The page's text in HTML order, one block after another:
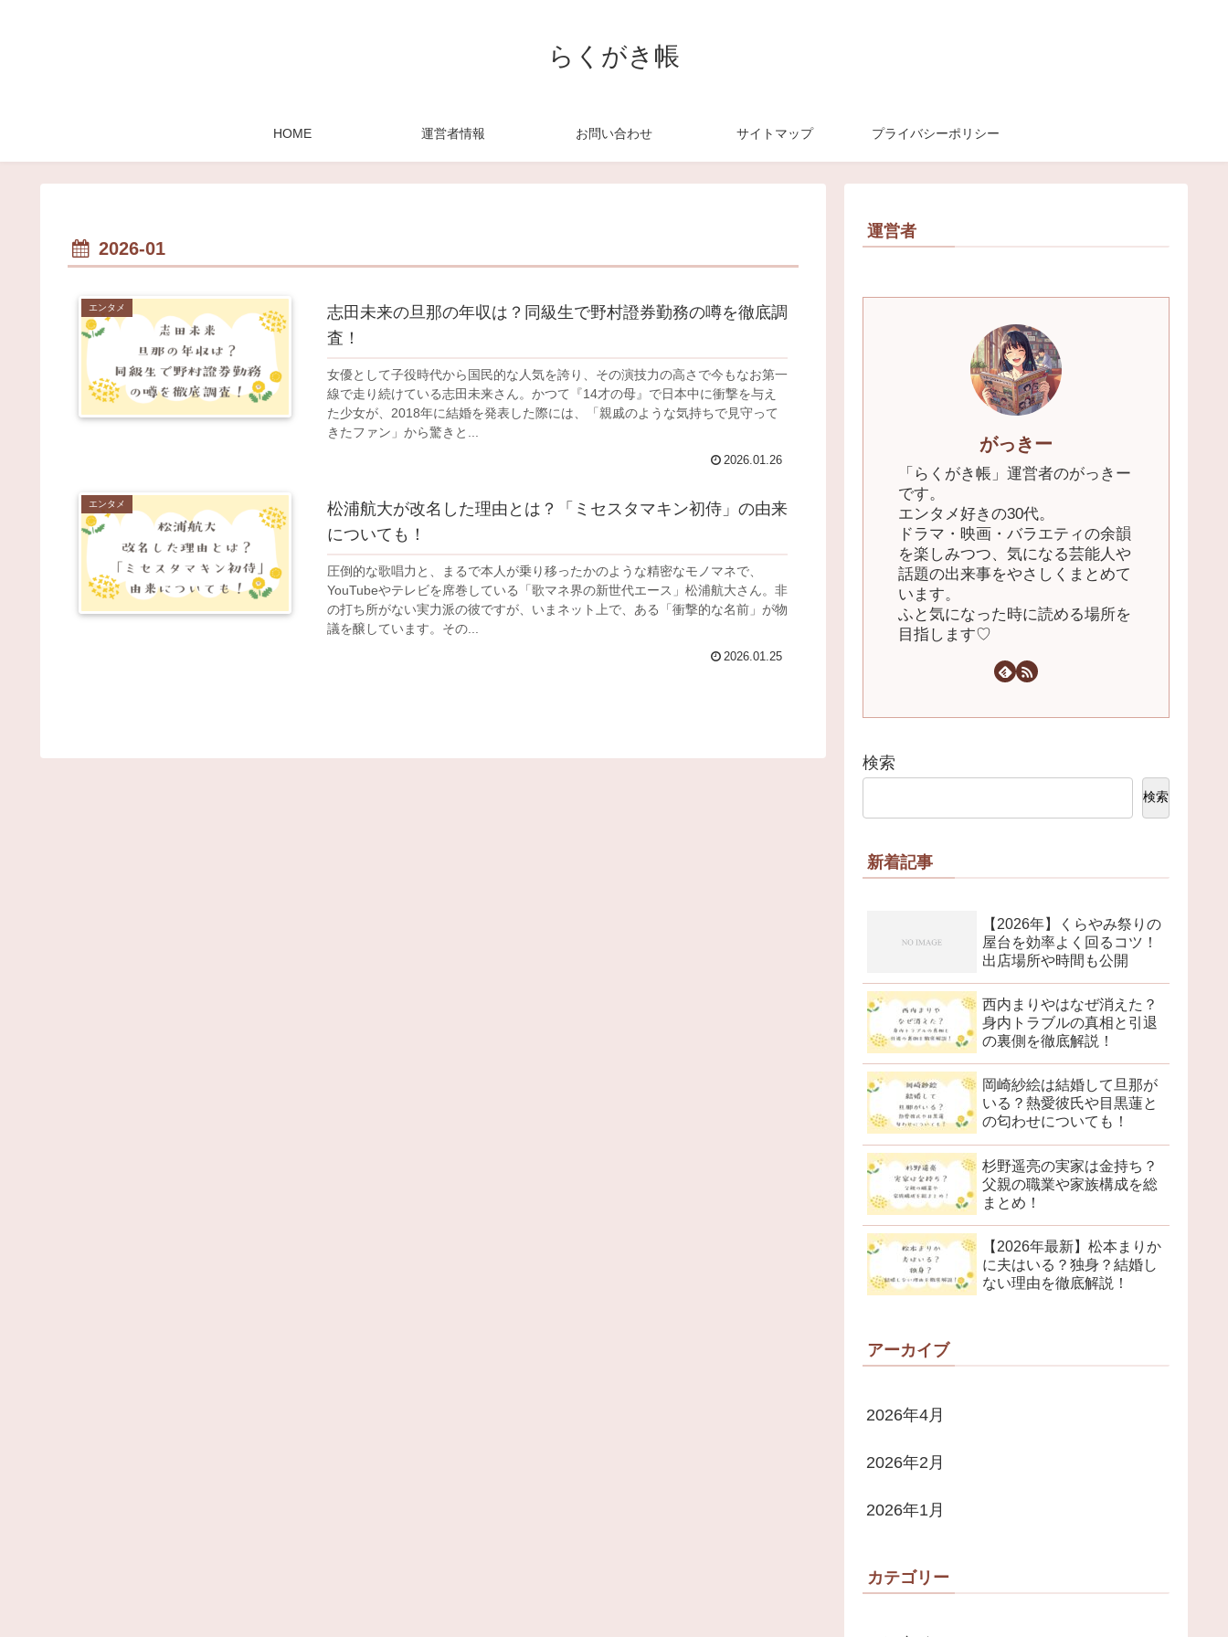
らくがき帳
HOME 運営者情報 お問い合わせ サイトマップ プライバシーポリシー
2026-01
エンタメ
志田未来の旦那の年収は？同級生で野村證券勤務の噂を徹底調
査！
女優として子役時代から国民的な人気を誇り、その演技力の高さで今もなお第一
線で走り続けている志田未来さん。かつて『14才の母』で日本中に衝撃を与え
た少女が、2018年に結婚を発表した際には、「親戚のような気持ちで見守って
きたファン」から驚きと...
2026.01.26
エンタメ
松浦航大が改名した理由とは？「ミセスタマキン初侍」の由来
についても！
圧倒的な歌唱力と、まるで本人が乗り移ったかのような精密なモノマネで、
YouTubeやテレビを席巻している「歌マネ界の新世代エース」松浦航大さん。非
の打ち所がない実力派の彼ですが、いまネット上で、ある「衝撃的な名前」が物
議を醸しています。その...
2026.01.25
運営者
がっきー
「らくがき帳」運営者のがっきー
です。
エンタメ好きの30代。
ドラマ・映画・バラエティの余韻
を楽しみつつ、気になる芸能人や
話題の出来事をやさしくまとめて
います。
ふと気になった時に読める場所を
目指します♡
検索
検索
新着記事
【2026年】くらやみ祭りの
屋台を効率よく回るコツ！
出店場所や時間も公開
西内まりやはなぜ消えた？
身内トラブルの真相と引退
の裏側を徹底解説！
岡崎紗絵は結婚して旦那が
いる？熱愛彼氏や目黒蓮と
の匂わせについても！
杉野遥亮の実家は金持ち？
父親の職業や家族構成を総
まとめ！
【2026年最新】松本まりか
に夫はいる？独身？結婚し
ない理由を徹底解説！
アーカイブ
2026年4月
2026年2月
2026年1月
カテゴリー